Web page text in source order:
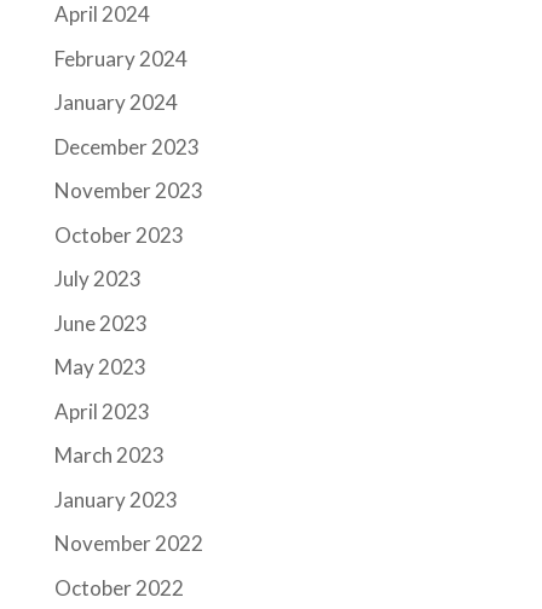
April 2024
February 2024
January 2024
December 2023
November 2023
October 2023
July 2023
June 2023
May 2023
April 2023
March 2023
January 2023
November 2022
October 2022